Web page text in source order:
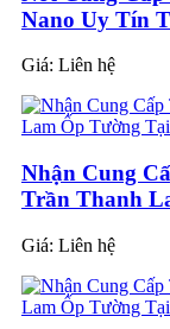
Nano Uy Tín
Giá: Liên hệ
Nhận Cung
Trần Thanh
Giá: Liên hệ